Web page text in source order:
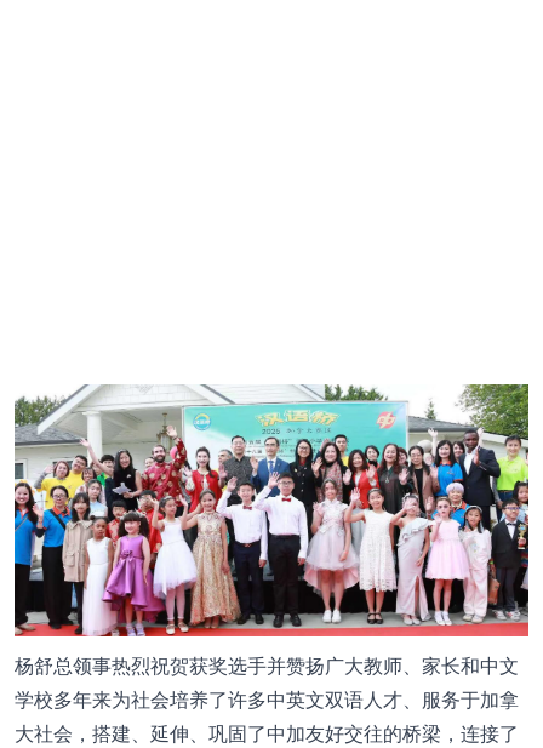
杨舒总领事热烈祝贺获奖选手并赞扬广大教师、家长和中文
学校多年来为社会培养了许多中英文双语人才、服务于加拿
大社会，搭建、延伸、巩固了中加友好交往的桥梁，连接了